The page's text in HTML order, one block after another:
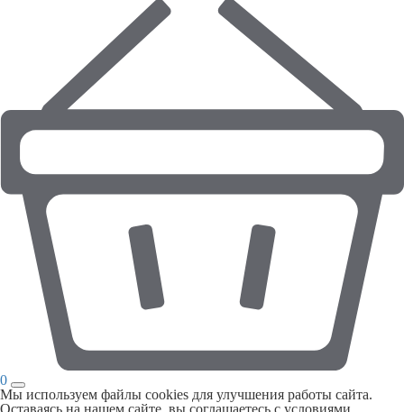
0
Мы используем файлы cookies для улучшения работы сайта.
Оставаясь на нашем сайте, вы соглашаетесь с условиями